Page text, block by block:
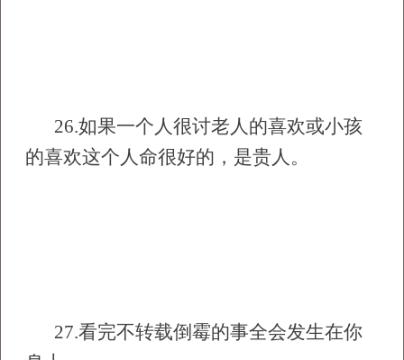
26.如果一个人很讨老人的喜欢或小孩
的喜欢这个人命很好的，是贵人。
27.看完不转载倒霉的事全会发生在你